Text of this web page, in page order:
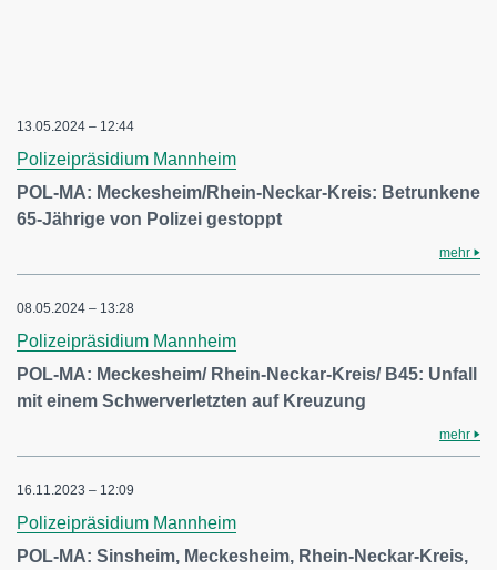
13.05.2024 – 12:44
Polizeipräsidium Mannheim
POL-MA: Meckesheim/Rhein-Neckar-Kreis: Betrunkene
65-Jährige von Polizei gestoppt
mehr
08.05.2024 – 13:28
Polizeipräsidium Mannheim
POL-MA: Meckesheim/ Rhein-Neckar-Kreis/ B45: Unfall
mit einem Schwerverletzten auf Kreuzung
mehr
16.11.2023 – 12:09
Polizeipräsidium Mannheim
POL-MA: Sinsheim, Meckesheim, Rhein-Neckar-Kreis,